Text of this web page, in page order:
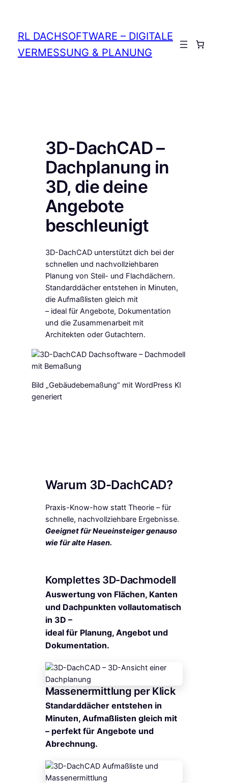
springen
RL DACHSOFTWARE – DIGITALE
VERMESSUNG & PLANUNG
Anmelden
3D-DachCAD –
Dachplanung in
3D, die deine
Angebote
beschleunigt
3D-DachCAD unterstützt dich bei der
schnellen und nachvollziehbaren
Planung von Steil- und Flachdächern.
Standarddächer entstehen in Minuten,
die Aufmaßlisten gleich mit
– ideal für Angebote, Dokumentation
und die Zusammenarbeit mit
Architekten oder Gutachtern.
Bild „Gebäudebemaßung“ mit WordPress KI
generiert
Warum 3D-DachCAD?
Praxis-Know-how statt Theorie – für
schnelle, nachvollziehbare Ergebnisse.
Geeignet für Neueinsteiger genauso
wie für alte Hasen.
Komplettes 3D-Dachmodell
Auswertung von Flächen, Kanten
und Dachpunkten vollautomatisch
in 3D –
ideal für Planung, Angebot und
Dokumentation.
Massenermittlung per Klick
Standarddächer entstehen in
Minuten, Aufmaßlisten gleich mit
– perfekt für Angebote und
Abrechnung.